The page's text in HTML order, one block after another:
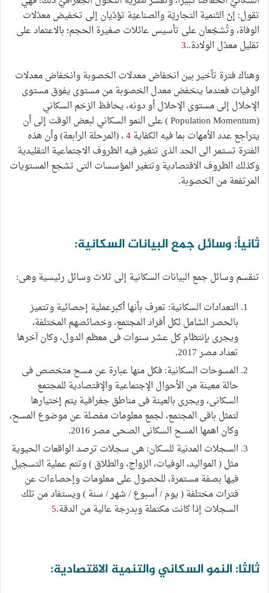
تقول: إنّ التّنمية التجاريّة والصناعيّة تؤدّيان إلى تخفيض معدّلات
الوفاة، وتُشجّعان على تأسيس عائلات صغيرة الحجم؛ بالاعتماد على
تقليل معدّل الولادة..3
وهناك فترة تأخير بين انخفاض معدلات الخصوبة وانخفاض معدلات
الوفيات فعندما ينخفض معدل الخصوبة من مستوى يفوق مستوى
الإحلال إلى مستوى الإحلال أو دونه، يحافظ الزخم السكاني
(Population Momentum ) على النمو السكاني لبعض الوقت إلى أن
يتراجع عدد الأمهات بما فيه الكفاية4، (المرحلة الرابعة) وأن هذه
الفترة تستمر الى الحد الذى تتغير فيه الظروف الاجتماعية التقليدية
وكذلك الظروف الاقتصادية وتتغير المؤسسات التى تشجع المستويات
المرتفعة من الخصوبة.
ثانياً: وسائل جمع البيانات السكانية:
تنقسم وسائل جمع البيانات السكانية إلى ثلاث وسائل رئيسية وهى:
التعدادات السكانية: تعرف بأنها أكبرعملية إحصائية وتتميز
بالحصر الشامل لكل أفراد المجتمع، وخصائصهم المختلفة،
ويجرى بإنتظام كل عشر سنوات فى معظم الدول، وكان آخرها
تعداد مصر 2017.
المسوحات السكانية: فكل منها عبارة عن مسح متخصص فى
حالة معينة من الأحوال الإجتماعية والإقتصادية للمجتمع
السكانى، ويجرى بالعينة فى مناطق جغرافية يتم إختيارها
لتمثل باقى المجتمع، لجمع معلومات مفصلة عن موضوع المسح،
وكان اهمها المسح السكانى الصحى مصر 2016.
السجلات المدنية للسكان: هى سجلات ترصد الواقعات الحيوية
مثل ( المواليد، الوفيات، الزواج، والطلاق ) وتتم عملية التسجيل
فيها بصفة مستمرة، للحصول على معلومات وإحصاءات عن
فترات مختلفة ( يوم / أسبوع / شهر / سنة ) ويستفاد من تلك
السجلات إذا كانت مكتملة وبدرجة عالية من الدقة.5
ثالثا: النمو السكاني والتنمية الاقتصادية: